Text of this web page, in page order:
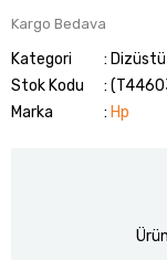
Kargo Bedava
Kategori
Stok Kodu
Marka
: Hp